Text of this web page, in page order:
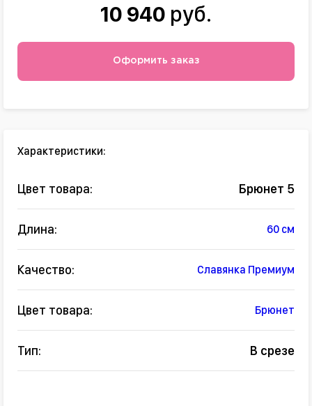
10 940 руб.
Оформить заказ
Характеристики:
Цвет товара: Брюнет 5
Длина: 60 см
Качество: Славянка Премиум
Цвет товара: Брюнет
Тип: В срезе